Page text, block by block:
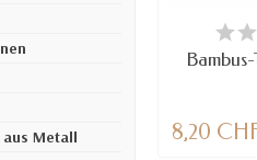
Metall
NUR
8,20